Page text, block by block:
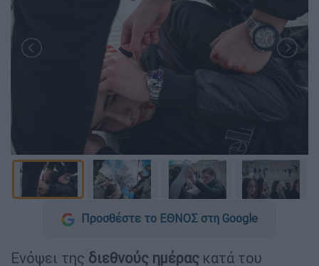
Προσθέστε το ΕΘΝΟΣ στη Google
Ενόψει της διεθνούς ημέρας κατά του